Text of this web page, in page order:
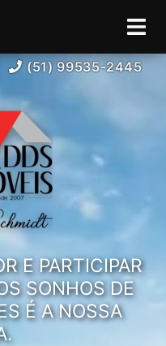
(51) 99535-2445
E PARTICIPAR
SONHOS DE
É A NOSSA